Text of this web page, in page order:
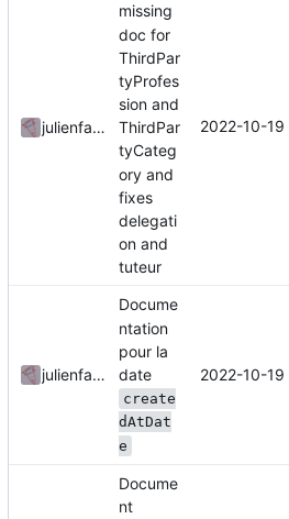
julienfastre
missing
doc for
ThirdPar
tyProfes
sion and
ThirdPar
tyCateg
ory and
fixes
delegati
on and
tuteur
2022-10-
julienfastre
Docume
ntation
pour la
date
create
dAtDat
e
2022-10-
Docume
nt